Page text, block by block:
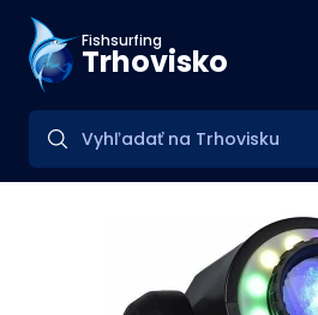
Fishsurfing
Trhovisko